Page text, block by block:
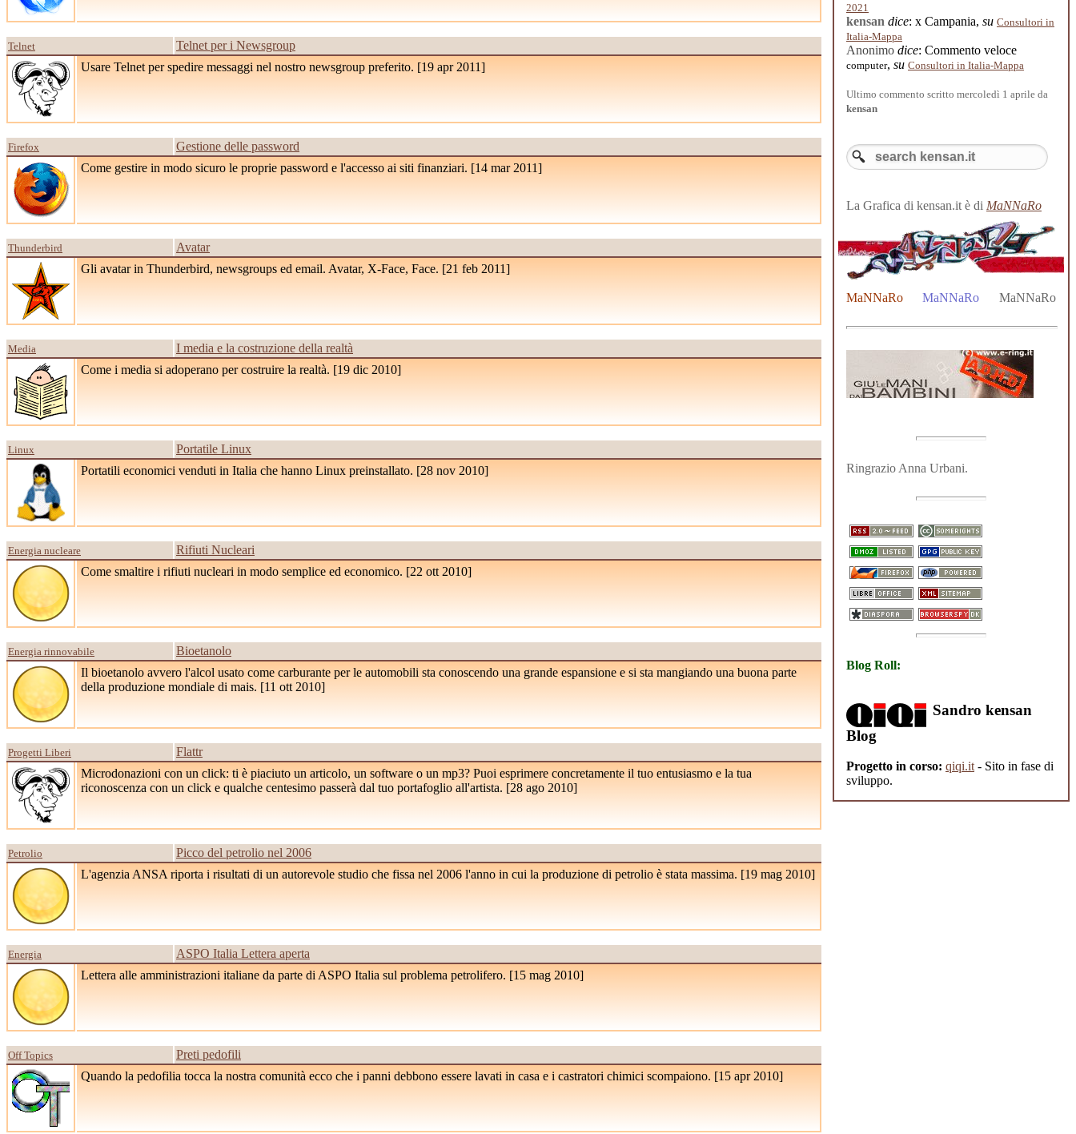
2021
kensan dice: x Campania, su Consultori in
Italia-Mappa
Anonimo dice: Commento veloce
computer, su Consultori in Italia-Mappa
Ultimo commento scritto mercoledì 1 aprile da
kensan
La Grafica di kensan.it è di MaNNaRo
MaNNaRo MaNNaRo MaNNaRo
Ringrazio Anna Urbani.
Blog Roll:
Sandro kensan
Blog
Progetto in corso: qiqi.it - Sito in fase di
sviluppo.
Telnet
Telnet per i Newsgroup
Usare Telnet per spedire messaggi nel nostro newsgroup preferito. [19 apr 2011]
Firefox
Gestione delle password
Come gestire in modo sicuro le proprie password e l'accesso ai siti finanziari. [14 mar 2011]
Thunderbird
Avatar
Gli avatar in Thunderbird, newsgroups ed email. Avatar, X-Face, Face. [21 feb 2011]
Media
I media e la costruzione della realtà
Come i media si adoperano per costruire la realtà. [19 dic 2010]
Linux
Portatile Linux
Portatili economici venduti in Italia che hanno Linux preinstallato. [28 nov 2010]
Energia nucleare
Rifiuti Nucleari
Come smaltire i rifiuti nucleari in modo semplice ed economico. [22 ott 2010]
Energia rinnovabile
Bioetanolo
Il bioetanolo avvero l'alcol usato come carburante per le automobili sta conoscendo una grande espansione e si sta mangiando una buona parte
della produzione mondiale di mais. [11 ott 2010]
Progetti Liberi
Flattr
Microdonazioni con un click: ti è piaciuto un articolo, un software o un mp3? Puoi esprimere concretamente il tuo entusiasmo e la tua
riconoscenza con un click e qualche centesimo passerà dal tuo portafoglio all'artista. [28 ago 2010]
Petrolio
Picco del petrolio nel 2006
L'agenzia ANSA riporta i risultati di un autorevole studio che fissa nel 2006 l'anno in cui la produzione di petrolio è stata massima. [19 mag 2010]
Energia
ASPO Italia Lettera aperta
Lettera alle amministrazioni italiane da parte di ASPO Italia sul problema petrolifero. [15 mag 2010]
Off Topics
Preti pedofili
Quando la pedofilia tocca la nostra comunità ecco che i panni debbono essere lavati in casa e i castratori chimici scompaiono. [15 apr 2010]